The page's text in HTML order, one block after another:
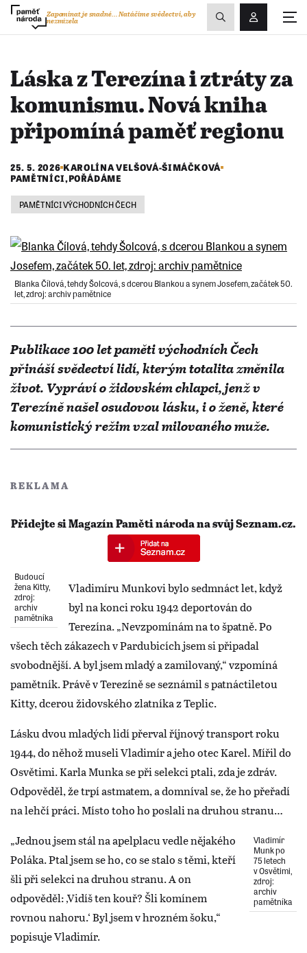
Přihlášení/
Zapomínat je snadné...Natáčíme svědectví, aby
nezmizela
Zobrazit
vyhledávání
Láska z Terezína i ztráty za
komunismu. Nová kniha
připomíná paměť regionu
25. 5. 2026 KAROLÍNA VELŠOVÁ-ŠIMÁČKOVÁ
PAMĚTNÍCI,POŘÁDÁME
PAMĚTNÍCI VÝCHODNÍCH ČECH
Blanka Čílová, tehdy Šolcová, s dcerou Blankou a synem Josefem, začátek 50.
let, zdroj: archiv pamětnice
Publikace 100 let paměti východních Čech
přináší svědectví lidí, kterým totalita změnila
život. Vypráví o židovském chlapci, jenž v
Terezíně našel osudovou lásku, i o ženě, které
komunistický režim vzal milovaného muže.
REKLAMA
Přidejte si Magazín Paměti národa na svůj Seznam.cz.
Budoucí
žena Kitty,
zdroj:
archiv
pamětníka
Vladimíru Munkovi bylo sedmnáct let, když
byl na konci roku 1942 deportován do
Terezína. „Nevzpomínám na to špatně. Po
všech těch zákazech v Pardubicích jsem si připadal
svobodnější. A byl jsem mladý a zamilovaný,“ vzpomíná
pamětník. Právě v Terezíně se seznámil s patnáctiletou
Kitty, dcerou židovského zlatníka z Teplic.
Lásku dvou mladých lidí přerval říjnový transport roku
1944, do něhož museli Vladimír a jeho otec Karel. Mířil do
Osvětimi. Karla Munka se při selekci ptali, zda je zdráv.
Odpověděl, že trpí astmatem, a domníval se, že ho přeřadí
na lehčí práci. Místo toho ho poslali na druhou stranu…
Vladimír
Munk po
75 letech
v Osvětimi,
zdroj:
archiv
pamětníka
„Jednou jsem stál na apelplacu vedle nějakého
Poláka. Ptal jsem se ho, co se stalo s těmi, kteří
šli při selekci na druhou stranu. A on
odpověděl: ‚Vidíš ten kouř? Šli komínem
rovnou nahoru.‘ Byl jsem v hrozném šoku,“
popisuje Vladimír.